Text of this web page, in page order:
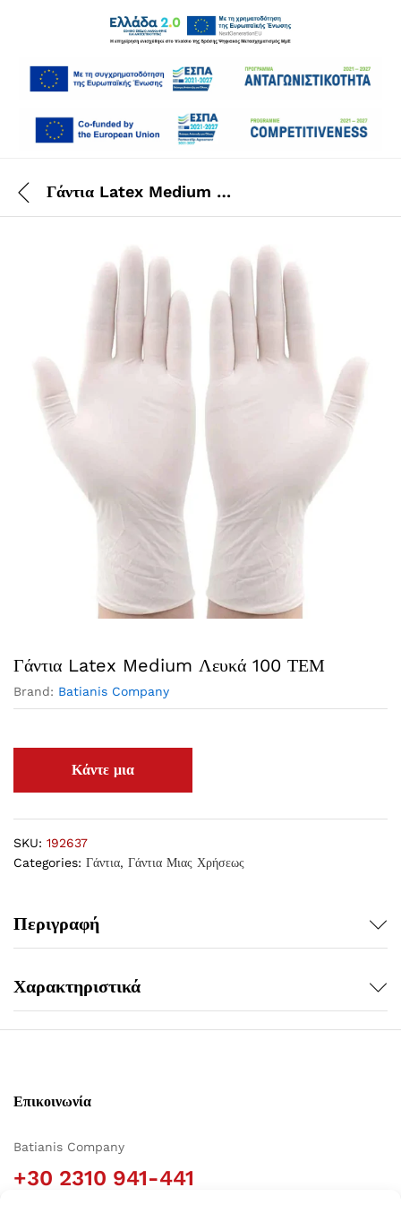
Γάντια Latex Medium Λευκά 100 ΤΕΜ
Γάντια Latex Medium Λευκά 100 ΤΕΜ
Brand: Batianis Company
SKU: 192637
Categories: Γάντια, Γάντια Μιας Χρήσεως
Περιγραφή
Χαρακτηριστικά
Επικοινωνία
Batianis Company
+30 2310 941-441